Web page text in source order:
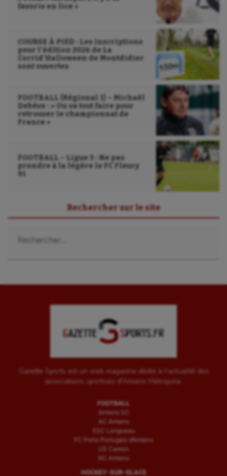
Water-polo
favoris en lice »
COURSE À PIED : Les inscriptions
pour l’édition 2026 de La
Corrid’Halloween de Montdidier
sont ouvertes
FOOTBALL (Régional 1) – Michaël
Debève : « On va tout faire pour
retrouver le championnat de
France »
FOOTBALL – Ligue 3 : Ne pas
prendre à la légère le FC Fleury
91
Rechercher sur le site
Gazette Sports est un web magazine dédié à l'actualité des
associations sportives d'Amiens Métropole.
FOOTBALL
Amiens SC
AC Amiens
ESC Longueau
FC Porto Portugais d’Amiens
US Camon
RC Amiens
HOCKEY-SUR-GLACE